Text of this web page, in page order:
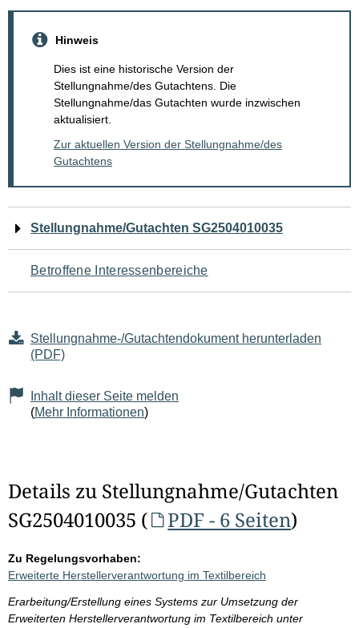
Hinweis
Dies ist eine historische Version der
Stellungnahme/des Gutachtens. Die
Stellungnahme/das Gutachten wurde inzwischen
aktualisiert.
Zur aktuellen Version der Stellungnahme/des
Gutachtens
Navigation
für
den
Seiteninhalt
Stellungnahme/Gutachten SG2504010035
Betroffene Interessenbereiche
Stellungnahme-/Gutachtendokument herunterladen
(PDF)
Inhalt dieser Seite melden
(Mehr Informationen)
Details zu Stellungnahme/Gutachten
SG2504010035 (
PDF - 6 Seiten)
Zu Regelungsvorhaben:
Erweiterte Herstellerverantwortung im Textilbereich
Erarbeitung/Erstellung eines Systems zur Umsetzung der
Erweiterten Herstellerverantwortung im Textilbereich unter